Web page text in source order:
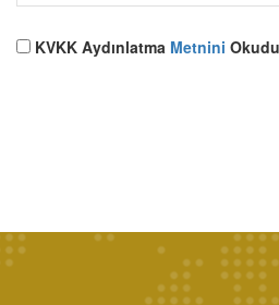
KVKK Aydınlatma Metnini